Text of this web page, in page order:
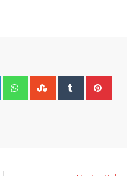
LinkedIn WhatsappStumbleUpon
Tumblr